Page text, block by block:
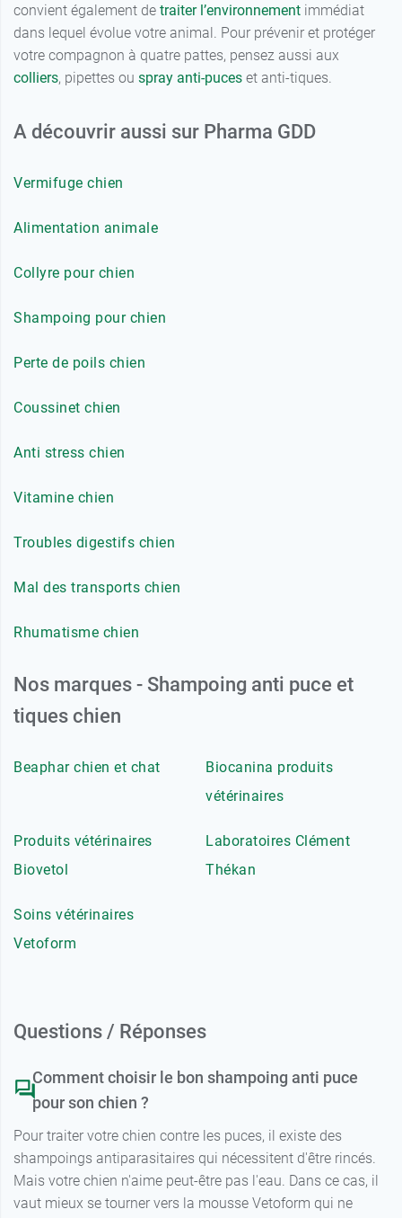
convient également de traiter l’environnement immédiat
dans lequel évolue votre animal. Pour prévenir et protéger
votre compagnon à quatre pattes, pensez aussi aux
colliers, pipettes ou spray anti-puces et anti-tiques.
A découvrir aussi sur Pharma GDD
Vermifuge chien
Alimentation animale
Collyre pour chien
Shampoing pour chien
Perte de poils chien
Coussinet chien
Anti stress chien
Vitamine chien
Troubles digestifs chien
Mal des transports chien
Rhumatisme chien
Nos marques - Shampoing anti puce et
tiques chien
Beaphar chien et chat
Biocanina produits
vétérinaires
Produits vétérinaires
Biovetol
Laboratoires Clément
Thékan
Soins vétérinaires
Vetoform
Questions / Réponses
Comment choisir le bon shampoing anti puce
pour son chien ?
Pour traiter votre chien contre les puces, il existe des
shampoings antiparasitaires qui nécessitent d'être rincés.
Mais votre chien n'aime peut-être pas l'eau. Dans ce cas, il
vaut mieux se tourner vers la mousse Vetoform qui ne